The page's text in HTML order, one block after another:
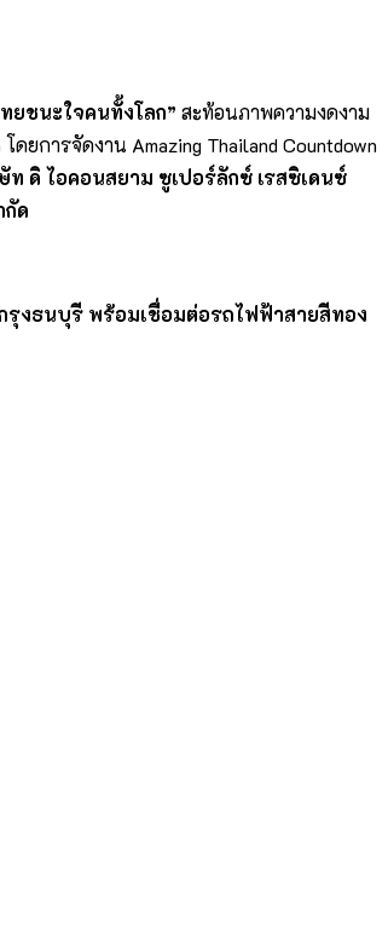
ยชนะใจคนทั้งโลก” สะท้อนภาพความงดงาม
ยการจัดงาน Amazing Thailand Countdown
ดิ ไอคอนสยาม ซูเปอร์ลักซ์ เรสซิเดนซ์
กัด
รุงธนบุรี พร้อมเชื่อมต่อรถไฟฟ้าสายสีทอง